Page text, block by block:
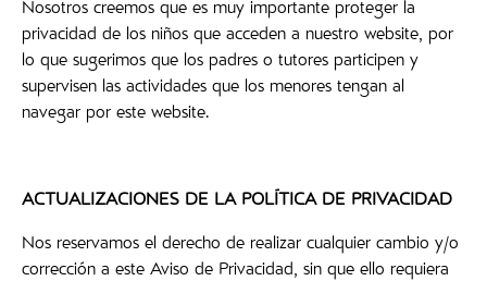
Nosotros creemos que es muy importante proteger la
privacidad de los niños que acceden a nuestro website, por
lo que sugerimos que los padres o tutores participen y
supervisen las actividades que los menores tengan al
navegar por este website.
ACTUALIZACIONES DE LA POLÍTICA DE PRIVACIDAD
Nos reservamos el derecho de realizar cualquier cambio y/o
corrección a este Aviso de Privacidad, sin que ello requiera